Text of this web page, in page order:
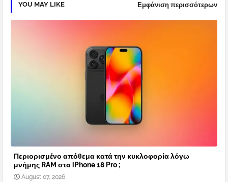
YOU MAY LIKE Εμφάνιση περισσότερων
Περιορισμένο απόθεμα κατά την κυκλοφορία λόγω
μνήμης RAM στα iPhone 18 Pro ;
August 07, 2026